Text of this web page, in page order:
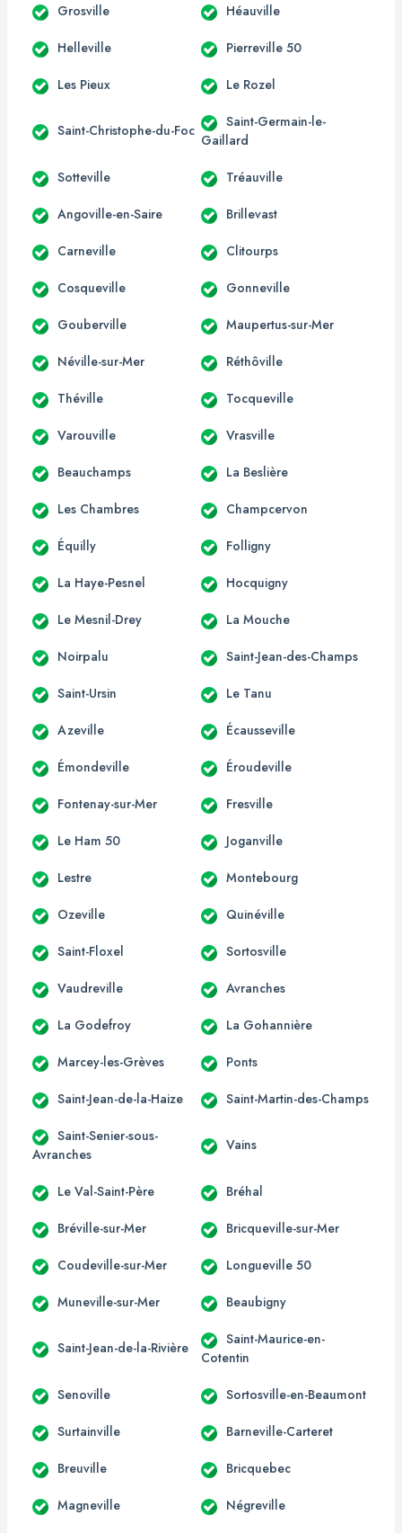
Grosville Héauville
Helleville Pierreville 50
Les Pieux Le Rozel
Saint-Christophe-du-Foc
Saint-Germain-le-
Gaillard
Sotteville Tréauville
Angoville-en-Saire Brillevast
Carneville Clitourps
Cosqueville Gonneville
Gouberville Maupertus-sur-Mer
Néville-sur-Mer Réthôville
Théville Tocqueville
Varouville Vrasville
Beauchamps La Beslière
Les Chambres Champcervon
Équilly Folligny
La Haye-Pesnel Hocquigny
Le Mesnil-Drey La Mouche
Noirpalu Saint-Jean-des-Champs
Saint-Ursin Le Tanu
Azeville Écausseville
Émondeville Éroudeville
Fontenay-sur-Mer Fresville
Le Ham 50 Joganville
Lestre Montebourg
Ozeville Quinéville
Saint-Floxel Sortosville
Vaudreville Avranches
La Godefroy La Gohannière
Marcey-les-Grèves Ponts
Saint-Jean-de-la-Haize Saint-Martin-des-Champs
Saint-Senier-sous-
Avranches
Vains
Le Val-Saint-Père Bréhal
Bréville-sur-Mer Bricqueville-sur-Mer
Coudeville-sur-Mer Longueville 50
Muneville-sur-Mer Beaubigny
Saint-Jean-de-la-Rivière
Saint-Maurice-en-
Cotentin
Senoville Sortosville-en-Beaumont
Surtainville Barneville-Carteret
Breuville Bricquebec
Magneville Négreville